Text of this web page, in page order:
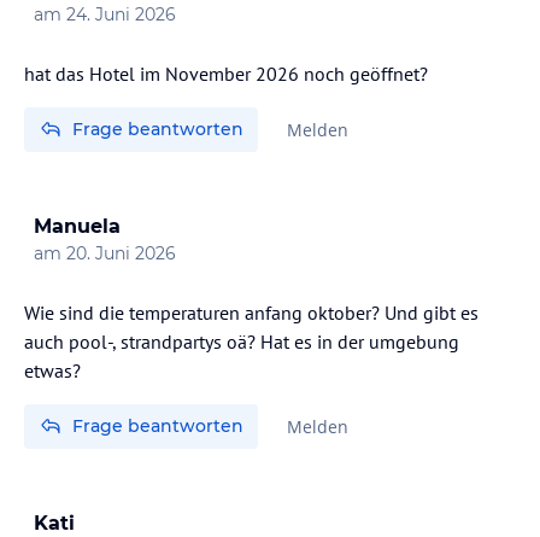
am 24. Juni 2026
hat das Hotel im November 2026 noch geöffnet?
Frage beantworten Melden
Manuela
am 20. Juni 2026
Wie sind die temperaturen anfang oktober? Und gibt es
auch pool-, strandpartys oä? Hat es in der umgebung
etwas?
Frage beantworten Melden
Kati